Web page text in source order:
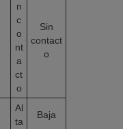
n
c
o
nt
a
ct
o
Sin
contact
o
Al
ta
Baja